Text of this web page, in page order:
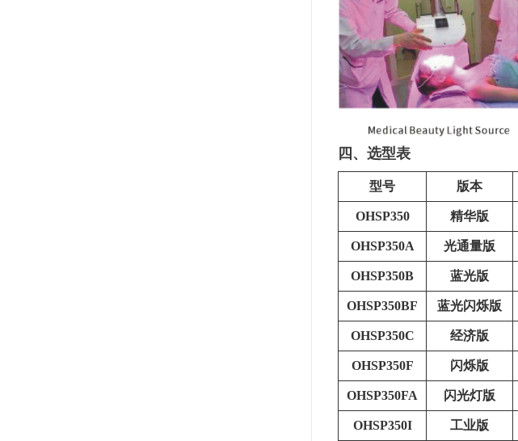
四、选型表
型号 版本
OHSP350 精华版
OHSP350A 光通量版
OHSP350B 蓝光版
OHSP350BF 蓝光闪烁版
OHSP350C 经济版
OHSP350F 闪烁版
OHSP350FA 闪光灯版
OHSP350I 工业版